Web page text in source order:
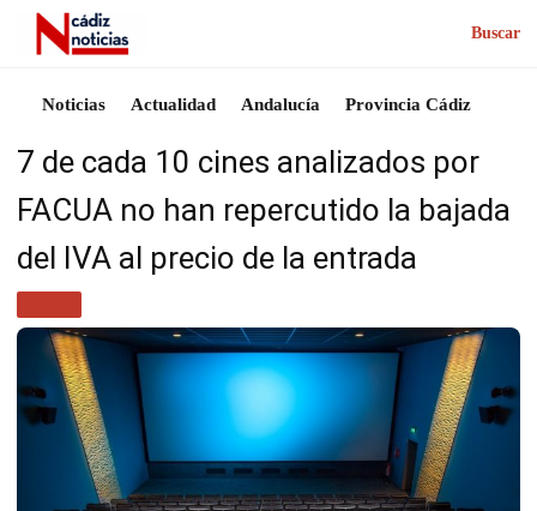
Buscar
Noticias Actualidad Andalucía Provincia Cádiz
7 de cada 10 cines analizados por
FACUA no han repercutido la bajada
del IVA al precio de la entrada